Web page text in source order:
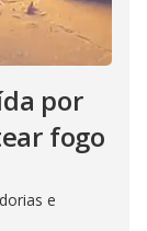
por
fogo
e